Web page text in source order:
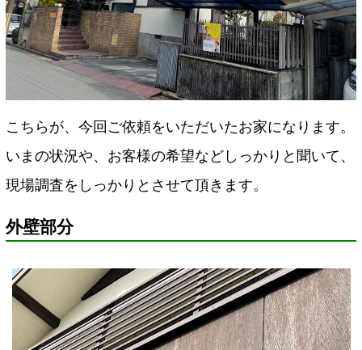
こちらが、今回ご依頼をいただいたお家になります。
いまの状況や、お客様の希望などしっかりと聞いて、
現場調査をしっかりとさせて頂きます。
外壁部分